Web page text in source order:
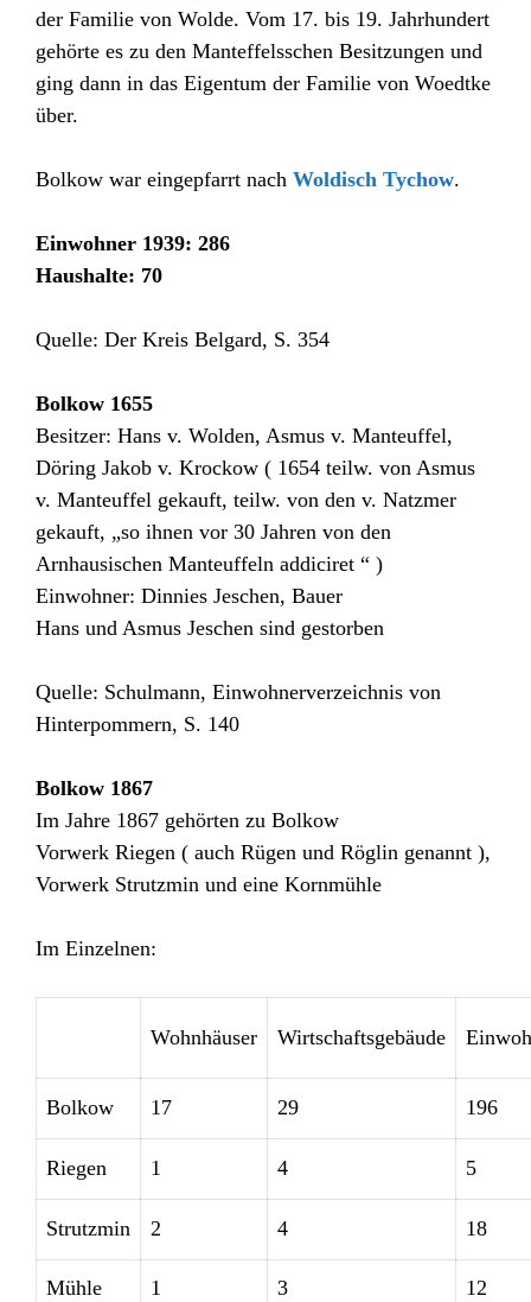
der Familie von Wolde. Vom 17. bis 19. Jahrhundert
gehörte es zu den Manteffelsschen Besitzungen und
ging dann in das Eigentum der Familie von Woedtke
über.
Bolkow war eingepfarrt nach Woldisch Tychow.
Einwohner 1939: 286
Haushalte: 70
Quelle: Der Kreis Belgard, S. 354
Bolkow 1655
Besitzer: Hans v. Wolden, Asmus v. Manteuffel,
Döring Jakob v. Krockow ( 1654 teilw. von Asmus
v. Manteuffel gekauft, teilw. von den v. Natzmer
gekauft, „so ihnen vor 30 Jahren von den
Arnhausischen Manteuffeln addiciret “ )
Einwohner: Dinnies Jeschen, Bauer
Hans und Asmus Jeschen sind gestorben
Quelle: Schulmann, Einwohnerverzeichnis von
Hinterpommern, S. 140
Bolkow 1867
Im Jahre 1867 gehörten zu Bolkow
Vorwerk Riegen ( auch Rügen und Röglin genannt ),
Vorwerk Strutzmin und eine Kornmühle
Im Einzelnen:
Wohnhäuser Wirtschaftsgebäude
Bolkow 17 29 196
Riegen 1 4 5
Strutzmin 2 4 18
Mühle 1 3 12